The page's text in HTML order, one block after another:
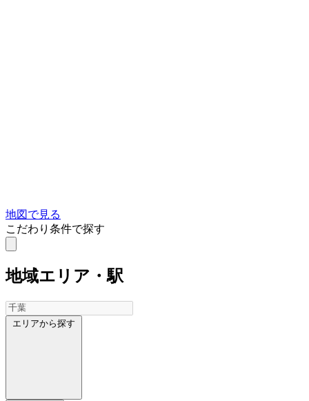
地図で見る
こだわり条件で探す
地域エリア・駅
エリアから探す